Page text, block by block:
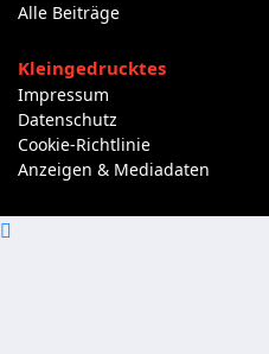
Alle Beiträge
Kleingedrucktes
Impressum
Datenschutz
Cookie-Richtlinie
Anzeigen & Mediadaten